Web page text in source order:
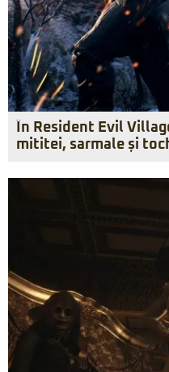
În Resident Evil
mititei, sarmale și